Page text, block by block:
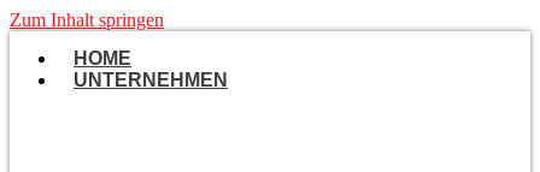
Zum Inhalt springen
HOME
UNTERNEHMEN